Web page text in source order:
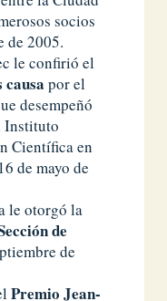
socios
de 2005.
le confirió el
por el
desempeñó
Instituto
Científica en
de mayo de
le otorgó la
de
de
Premio Jean-